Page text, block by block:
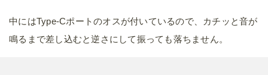
中にはType-Cポートのオスが付いているので、カチッと音が
鳴るまで差し込むと逆さにして振っても落ちません。